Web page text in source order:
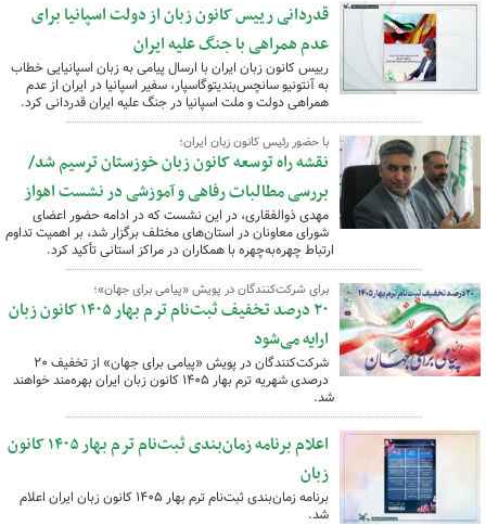
قدردانی رییس کانون زبان از دولت اسپانیا برای
عدم همراهی با جنگ علیه ایران
رییس کانون زبان ایران با ارسال پیامی به زبان اسپانیایی خطاب
به آنتونیو سانچس‌بندیتوگاسپار، سفیر اسپانیا در ایران از عدم
همراهی دولت و ملت اسپانیا در جنگ علیه ایران قدردانی کرد.
با حضور رئیس کانون زبان ایران؛
نقشه راه توسعه کانون زبان خوزستان ترسیم شد/
بررسی مطالبات رفاهی و آموزشی در نشست اهواز
مهدی ذوالفقاری، در این نشست که در ادامه حضور اعضای
شورای معاونان در استان‌های مختلف برگزار شد، بر اهمیت تداوم
ارتباط چهره‌به‌چهره با همکاران در مراکز استانی تأکید کرد.
برای شرکت‌کنندگان در پویش «پیامی برای جهان»؛
۲۰ درصد تخفیف ثبت‌نام ترم بهار ۱۴۰۵ کانون زبان
ارایه می‌شود
شرکت‌کنندگان در پویش «پیامی برای جهان» از تخفیف ۲۰
درصدی شهریه ترم بهار ۱۴۰۵ کانون زبان ایران بهره‌مند خواهند
شد.
اعلام برنامه زمان‌بندی ثبت‌نام ترم بهار ۱۴۰۵ کانون
زبان
برنامه زمان‌بندی ثبت‌نام ترم بهار ‍۱۴۰۵ کانون زبان ایران اعلام
شد.